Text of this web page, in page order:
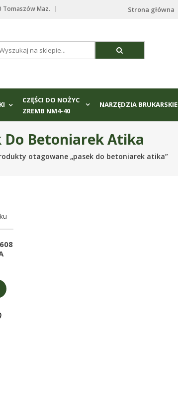
Tomaszów Maz. Strona główna
CZĘŚCI DO NOŻYC
ZREMB NM4-40
NARZĘDZIA BRUKARSKIE
Do Betoniarek Atika
otagowane „pasek do betoniarek atika”